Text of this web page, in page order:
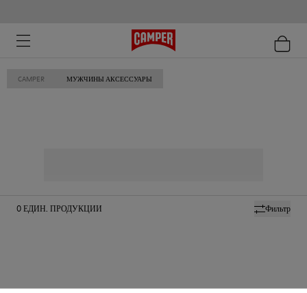
CAMPER МУЖЧИНЫ АКСЕССУАРЫ
Фильтр
0ЕДИН. ПРОДУКЦИИ